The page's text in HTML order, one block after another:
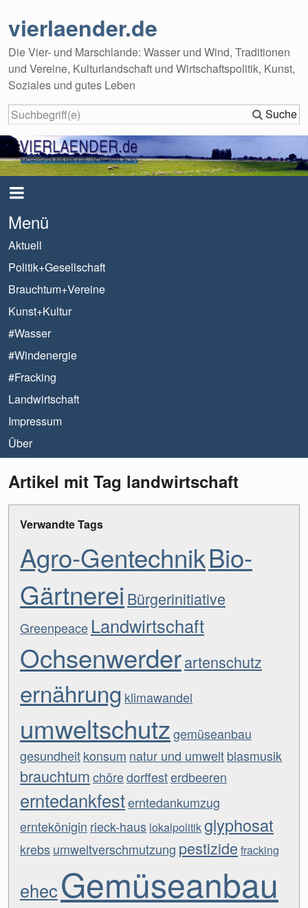
vierlaender.de
Die Vier- und Marschlande: Wasser und Wind, Traditionen
und Vereine, Kulturlandschaft und Wirtschaftspolitik, Kunst,
Soziales und gutes Leben
Suche
Menü
Aktuell
Politik+Gesellschaft
Brauchtum+Vereine
Kunst+Kultur
#Wasser
#Windenergie
#Fracking
Landwirtschaft
Impressum
Über
Artikel mit Tag landwirtschaft
Verwandte Tags
Agro-GentechnikBio-
Gärtnerei Bürgerinitiative
Greenpeace Landwirtschaft
Ochsenwerderartenschutz
ernährung klimawandel
umweltschutzgemüseanbau
gesundheitkonsum natur und umweltblasmusik
brauchtumchöredorffesterdbeeren
erntedankfesterntedankumzug
erntekönigin rieck-haus lokalpolitikglyphosat
krebs umweltverschmutzung pestizide fracking
ehecGemüseanbau